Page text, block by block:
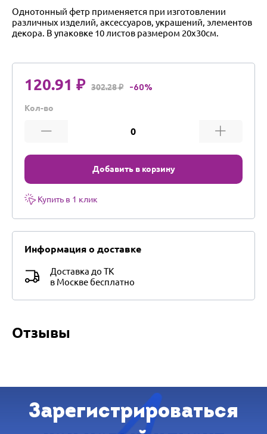
Однотонный фетр применяется при изготовлении
различных изделий, аксессуаров, украшений, элементов
декора. В упаковке 10 листов размером 20х30см.
120.91 ₽ 302.28 ₽ -60%
Кол-во
Добавить в корзину
Купить в 1 клик
Информация о доставке
Доставка до ТК
в Москве бесплатно
Отзывы
Зарегистрироваться